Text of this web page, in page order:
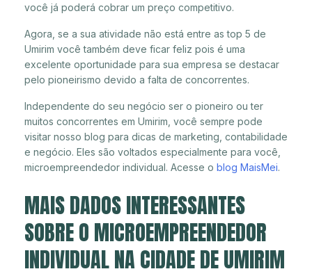
você já poderá cobrar um preço competitivo.
Agora, se a sua atividade não está entre as top 5 de
Umirim você também deve ficar feliz pois é uma
excelente oportunidade para sua empresa se destacar
pelo pioneirismo devido a falta de concorrentes.
Independente do seu negócio ser o pioneiro ou ter
muitos concorrentes em Umirim, você sempre pode
visitar nosso blog para dicas de marketing, contabilidade
e negócio. Eles são voltados especialmente para você,
microempreendedor individual. Acesse o blog MaisMei.
MAIS DADOS INTERESSANTES
SOBRE O MICROEMPREENDEDOR
INDIVIDUAL NA CIDADE DE UMIRIM